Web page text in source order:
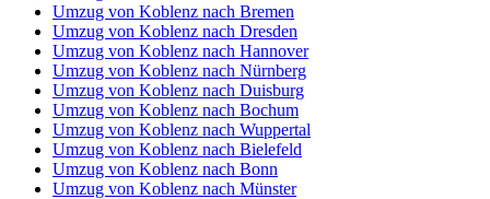
Umzug von Koblenz nach Bremen
Umzug von Koblenz nach Dresden
Umzug von Koblenz nach Hannover
Umzug von Koblenz nach Nürnberg
Umzug von Koblenz nach Duisburg
Umzug von Koblenz nach Bochum
Umzug von Koblenz nach Wuppertal
Umzug von Koblenz nach Bielefeld
Umzug von Koblenz nach Bonn
Umzug von Koblenz nach Münster